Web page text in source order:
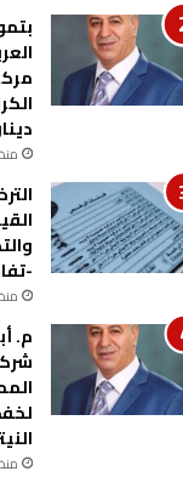
منذ 3 أسابيع
-
م.
منذ 3 أسابيع